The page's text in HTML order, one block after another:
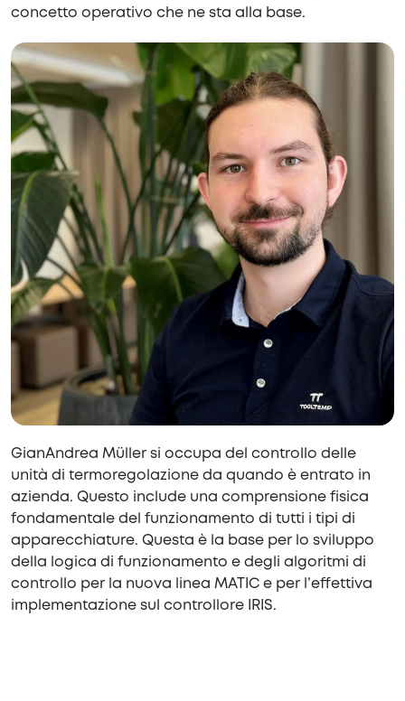
concetto operativo che ne sta alla base.
GianAndrea Müller si occupa del controllo delle
unità di termoregolazione da quando è entrato in
azienda. Questo include una comprensione fisica
fondamentale del funzionamento di tutti i tipi di
apparecchiature. Questa è la base per lo sviluppo
della logica di funzionamento e degli algoritmi di
controllo per la nuova linea MATIC e per l’effettiva
implementazione sul controllore IRIS.